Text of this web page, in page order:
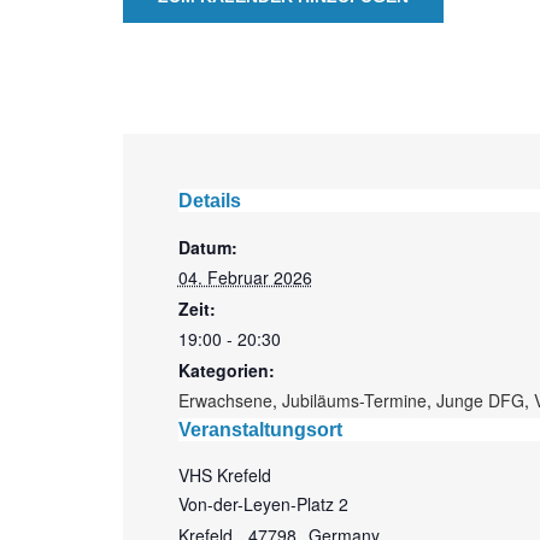
Details
Datum:
04. Februar 2026
Zeit:
19:00 - 20:30
Kategorien:
Erwachsene, Jubiläums-Termine, Junge DFG,
Veranstaltungsort
VHS Krefeld
Von-der-Leyen-Platz 2
Krefeld, 47798 Germany